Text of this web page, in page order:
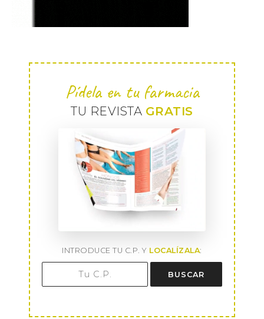
Pídela en tu farmacia
TU REVISTA GRATIS
INTRODUCE TU C.P. Y LOCALÍZALA:
BUSCAR